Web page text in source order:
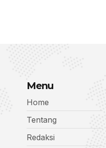
Menu
Home
Tentang
Redaksi